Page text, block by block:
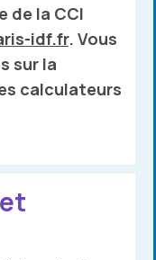
de la CCI
idf.fr. Vous
sur la
calculateurs